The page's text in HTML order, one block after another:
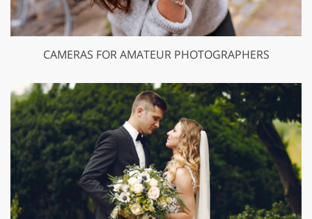
CAMERAS FOR AMATEUR PHOTOGRAPHERS